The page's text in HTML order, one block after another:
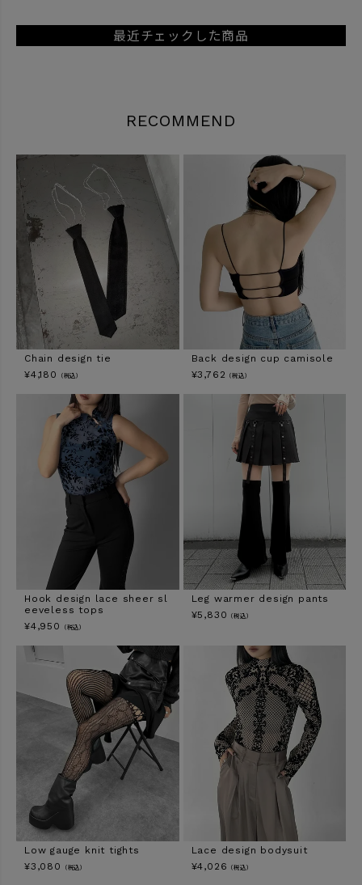
最近チェックした商品
RECOMMEND
Chain design tie
¥4,180 （税込）
Back design cup camisole
¥3,762 （税込）
Hook design lace sheer sl
eeveless tops
¥4,950 （税込）
Leg warmer design pants
¥5,830 （税込）
Low gauge knit tights
¥3,080 （税込）
Lace design bodysuit
¥4,026 （税込）